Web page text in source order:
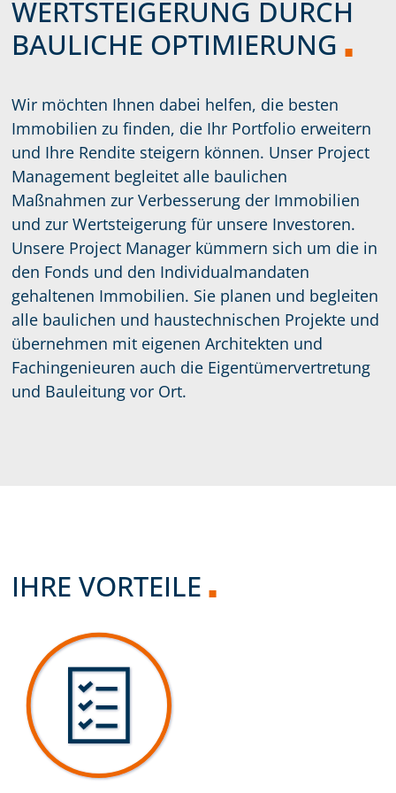
WERTSTEIGERUNG DURCH
BAULICHE OPTIMIERUNG
Wir möchten Ihnen dabei helfen, die besten
Immobilien zu finden, die Ihr Portfolio erweitern
und Ihre Rendite steigern können. Unser Project
Management begleitet alle baulichen
Maßnahmen zur Verbesserung der Immobilien
und zur Wertsteigerung für unsere Investoren.
Unsere Project Manager kümmern sich um die in
den Fonds und den Individualmandaten
gehaltenen Immobilien. Sie planen und begleiten
alle baulichen und haustechnischen Projekte und
übernehmen mit eigenen Architekten und
Fachingenieuren auch die Eigentümervertretung
und Bauleitung vor Ort.
IHRE VORTEILE